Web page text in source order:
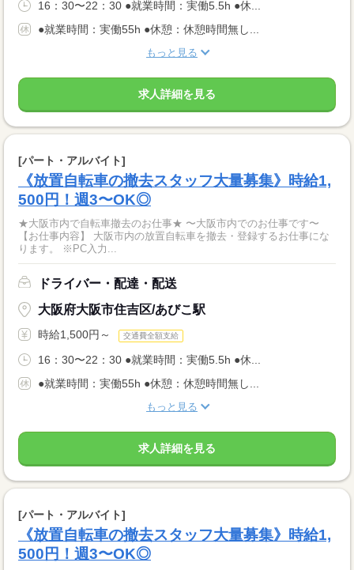
16：30〜22：30 ●就業時間：実働5.5h ●休...
●就業時間：実働55h ●休憩：休憩時間無し...
もっと見る
求人詳細を見る
[パート・アルバイト]
《放置自転車の撤去スタッフ大量募集》時給1,
500円！週3〜OK◎
★大阪市内で自転車撤去のお仕事★ 〜大阪市内でのお仕事です〜
【お仕事内容】 大阪市内の放置自転車を撤去・登録するお仕事にな
ります。 ※PC入力...
ドライバー・配達・配送
大阪府大阪市住吉区/あびこ駅
時給1,500円～ 交通費全額支給
16：30〜22：30 ●就業時間：実働5.5h ●休...
●就業時間：実働55h ●休憩：休憩時間無し...
もっと見る
求人詳細を見る
[パート・アルバイト]
《放置自転車の撤去スタッフ大量募集》時給1,
500円！週3〜OK◎